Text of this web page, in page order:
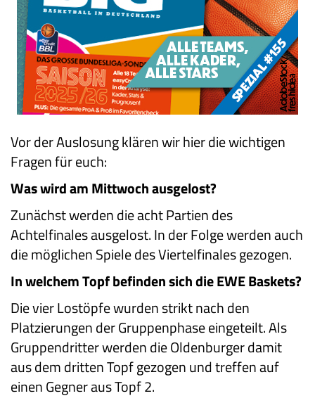
Vor der Auslosung klären wir hier die wichtigen
Fragen für euch:
Was wird am Mittwoch ausgelost?
Zunächst werden die acht Partien des
Achtelfinales ausgelost. In der Folge werden auch
die möglichen Spiele des Viertelfinales gezogen.
In welchem Topf befinden sich die EWE Baskets?
Die vier Lostöpfe wurden strikt nach den
Platzierungen der Gruppenphase eingeteilt. Als
Gruppendritter werden die Oldenburger damit
aus dem dritten Topf gezogen und treffen auf
einen Gegner aus Topf 2.